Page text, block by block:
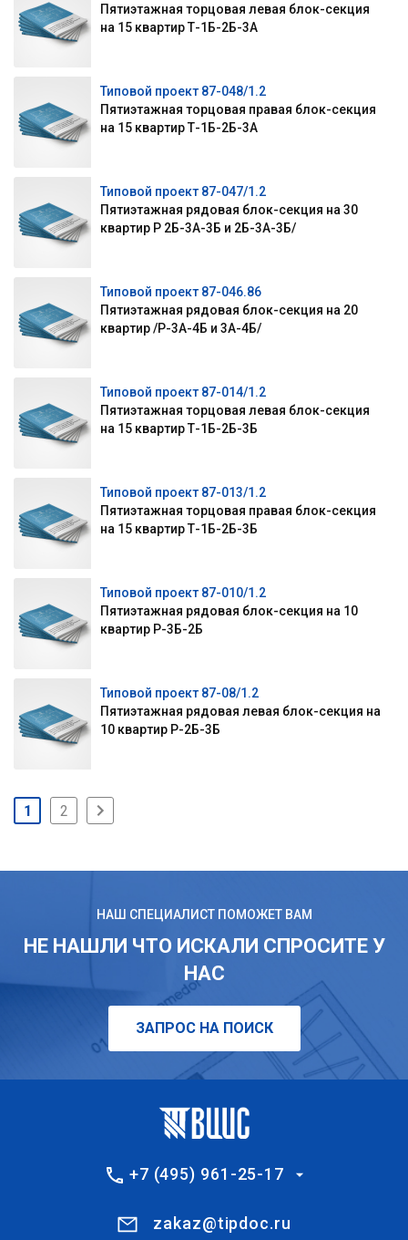
Пятиэтажная торцовая левая блок-секция
на 15 квартир Т-1Б-2Б-3А
Типовой проект 87-048/1.2
Пятиэтажная торцовая правая блок-секция
на 15 квартир Т-1Б-2Б-3А
Типовой проект 87-047/1.2
Пятиэтажная рядовая блок-секция на 30
квартир Р 2Б-3А-3Б и 2Б-3А-3Б/
Типовой проект 87-046.86
Пятиэтажная рядовая блок-секция на 20
квартир /Р-3А-4Б и 3А-4Б/
Типовой проект 87-014/1.2
Пятиэтажная торцовая левая блок-секция
на 15 квартир Т-1Б-2Б-3Б
Типовой проект 87-013/1.2
Пятиэтажная торцовая правая блок-секция
на 15 квартир Т-1Б-2Б-3Б
Типовой проект 87-010/1.2
Пятиэтажная рядовая блок-секция на 10
квартир Р-3Б-2Б
Типовой проект 87-08/1.2
Пятиэтажная рядовая левая блок-секция на
10 квартир Р-2Б-3Б
1 2
НАШ СПЕЦИАЛИСТ ПОМОЖЕТ ВАМ
НЕ НАШЛИ ЧТО ИСКАЛИ СПРОСИТЕ У
НАС
ЗАПРОС НА ПОИСК
+7 (495) 961-25-17
zakaz@tipdoc.ru